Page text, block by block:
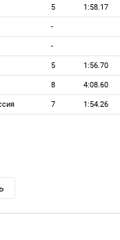
5 1:58.17
-
-
5 1:56.70
8 4:08.60
7 1:54.26